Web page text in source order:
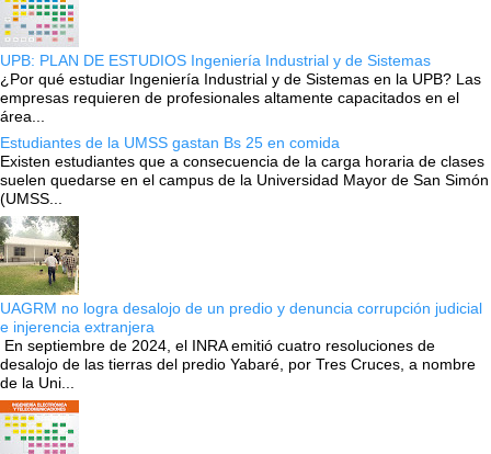
UPB: PLAN DE ESTUDIOS Ingeniería Industrial y de Sistemas
¿Por qué estudiar Ingeniería Industrial y de Sistemas en la UPB? Las
empresas requieren de profesionales altamente capacitados en el
área...
Estudiantes de la UMSS gastan Bs 25 en comida
Existen estudiantes que a consecuencia de la carga horaria de clases
suelen quedarse en el campus de la Universidad Mayor de San Simón
(UMSS...
UAGRM no logra desalojo de un predio y denuncia corrupción judicial
e injerencia extranjera
En septiembre de 2024, el INRA emitió cuatro resoluciones de
desalojo de las tierras del predio Yabaré, por Tres Cruces, a nombre
de la Uni...